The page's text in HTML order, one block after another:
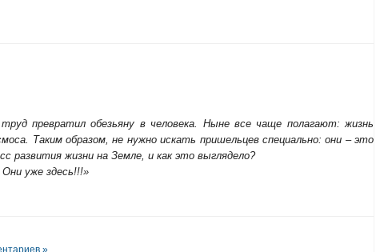
превратил обезьяну в человека. Ныне все чаще полагают: жизнь
Таким образом, не нужно искать пришельцев специально: они – это
развития жизни на Земле, и как это выглядело?
уже здесь!!!»
»